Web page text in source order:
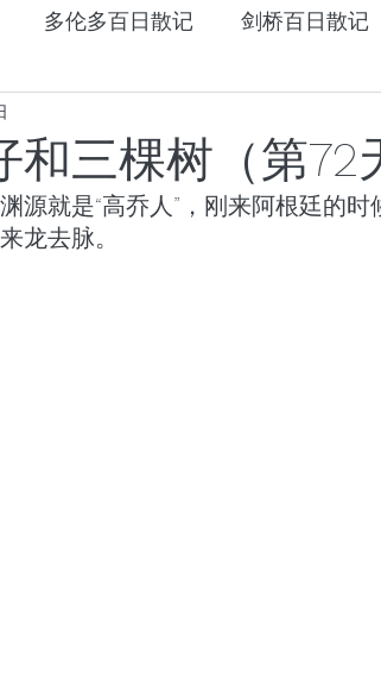
多伦多百日散记 剑桥百日散记
将向何处去 成都百日散记 以
三棵树（第72
源就是“高乔人”，刚来阿根廷的
龙去脉。